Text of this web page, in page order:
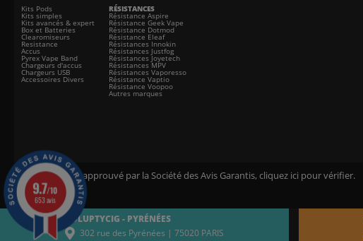
Marchand approuvé par la Société des Avis Garantis,cliquez ici pour vérifier.
Kits Pods
Kits simples
Kits avancés & expert
Box et Batteries
Clearomiseurs
Resistance
Accus
Pyrex Vape Band
Chargeurs d'accus
Chargeurs USB
Accessoires Divers
RÉSISTANCES
Résistance Aspire
Résistance Geek Vape
Résistance Dotmod
Résistance Eleaf
Résistances Innokin
Résistances Justfog
Résistances Joyetech
Résistances MPV
Résistances Vaporesso
Résistance Vaptio
Résistance Voopoo
Autres marques
VOLUPTYCIG - PYRÉNÉES
302 rue des Pyrénées | 75020 PARIS
9.7/10
653 avis